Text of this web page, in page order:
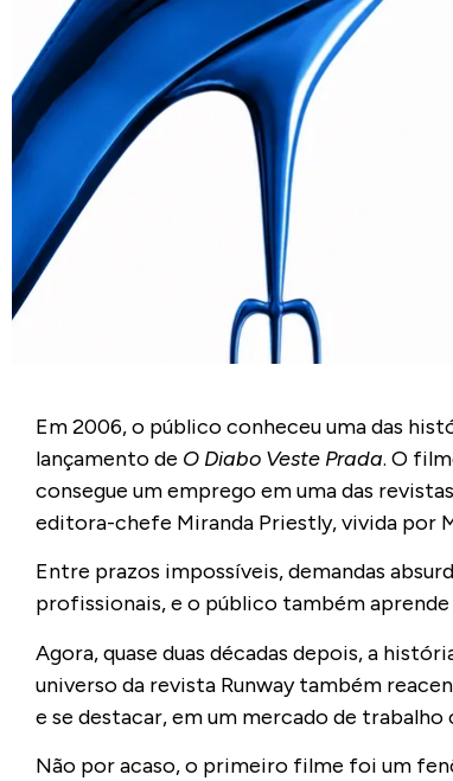
Em 2006, o público conheceu uma das
lançamento de O Diabo Veste Prada. O
consegue um emprego em uma das
editora-chefe Miranda Priestly, vivida por
Entre prazos impossíveis, demandas
profissionais, e o público também
Agora, quase duas décadas depois, a
universo da revista Runway também
e se destacar, em um mercado de
Não por acaso, o primeiro filme foi um